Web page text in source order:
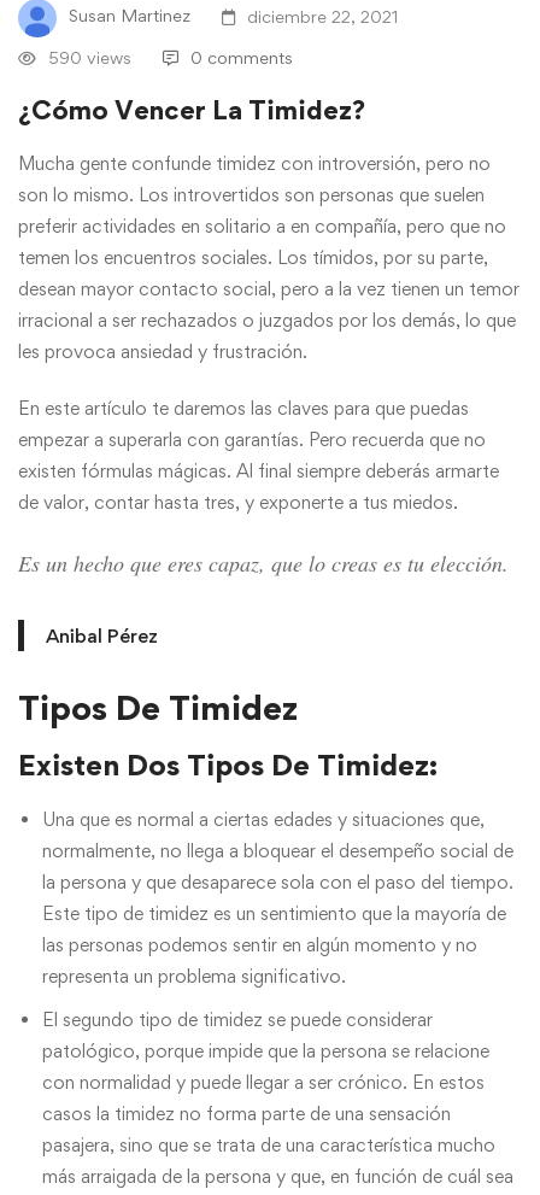
Susan Martinez diciembre 22, 2021
590 views 0 comments
¿Cómo Vencer La Timidez?
Mucha gente confunde timidez con introversión, pero no
son lo mismo. Los introvertidos son personas que suelen
preferir actividades en solitario a en compañía, pero que no
temen los encuentros sociales. Los tímidos, por su parte,
desean mayor contacto social, pero a la vez tienen un temor
irracional a ser rechazados o juzgados por los demás, lo que
les provoca ansiedad y frustración.
En este artículo te daremos las claves para que puedas
empezar a superarla con garantías. Pero recuerda que no
existen fórmulas mágicas. Al final siempre deberás armarte
de valor, contar hasta tres, y exponerte a tus miedos.
Es un hecho que eres capaz, que lo creas es tu elección.
Anibal Pérez
Tipos De Timidez
Existen Dos Tipos De Timidez:
Una que es normal a ciertas edades y situaciones que,
normalmente, no llega a bloquear el desempeño social de
la persona y que desaparece sola con el paso del tiempo.
Este tipo de timidez es un sentimiento que la mayoría de
las personas podemos sentir en algún momento y no
representa un problema significativo.
El segundo tipo de timidez se puede considerar
patológico, porque impide que la persona se relacione
con normalidad y puede llegar a ser crónico. En estos
casos la timidez no forma parte de una sensación
pasajera, sino que se trata de una característica mucho
más arraigada de la persona y que, en función de cuál sea